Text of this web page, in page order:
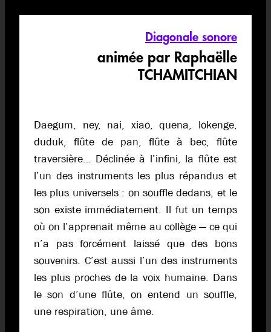
Diagonale sonore
animée par Raphaëlle
TCHAMITCHIAN
Daegum, ney, nai, xiao, quena, lokenge,
duduk, flûte de pan, flûte à bec, flûte
traversière… Déclinée à l’infini, la flûte est
l’un des instruments les plus répandus et
les plus universels : on souffle dedans, et le
son existe immédiatement. Il fut un temps
où on l’apprenait même au collège — ce qui
n’a pas forcément laissé que des bons
souvenirs. C’est aussi l’un des instruments
les plus proches de la voix humaine. Dans
le son d’une flûte, on entend un souffle,
une respiration, une âme.